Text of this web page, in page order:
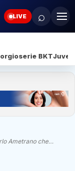
LIVE ⌕
serie BKTJuve
Ametrano che…